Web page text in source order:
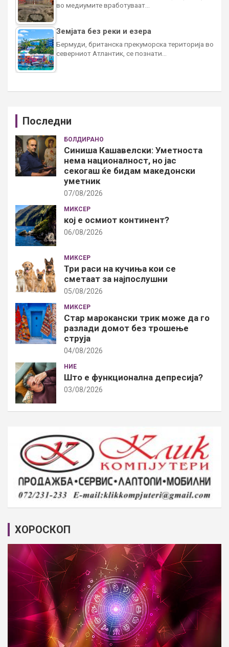
во медиумите вработуваат…
Земјата без реки и езера
Бермуди, британска прекуморска територија во
северниот Атлантик, се познати…
Последни
БОЛДИРАНО
Синиша Кашавелски: Уметноста
нема националност, но јас
секогаш ќе бидам македонски
уметник
07/08/2026
МИКСЕР
кој е осмиот континент?
06/08/2026
МИКСЕР
Три раси на кучиња кои се
сметаат за најпослушни
05/08/2026
МИКСЕР
Стар марокански трик може да го
разлади домот без трошење
струја
04/08/2026
НИЕ
Што е функционална депресија?
03/08/2026
ХОРОСКОП